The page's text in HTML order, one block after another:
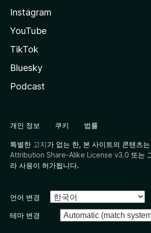
Instagram
YouTube
TikTok
Bluesky
Podcast
개인 정보 쿠키 법률
특별한 고지가 없는 한, 본 사이트의 콘텐츠는
Attribution Share-Alike License v3.0 또는
라 사용이 허가됩니다.
언어 변경
테마 변경